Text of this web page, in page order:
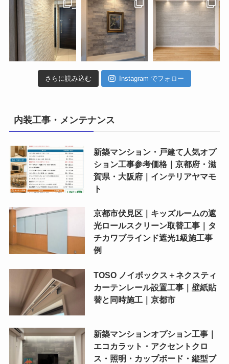
さらに読み込む Instagram でフォロー
内装工事・メンテナンス
新築マンション・戸建て人気オプ
ション工事参考価格｜京都府・滋
賀県・大阪府｜インテリアヤマモ
ト
京都市伏見区｜キッズルームの遮
光ロールスクリーン取替工事｜タ
チカワブラインド遮光1級施工事
例
TOSO ノイボックス＋ネクスティ
カーテンレール設置工事｜壁紙貼
替と同時施工｜京都市
新築マンションオプション工事｜
エコカラット・アクセントクロ
ス・照明・カップボード・縦型ブ